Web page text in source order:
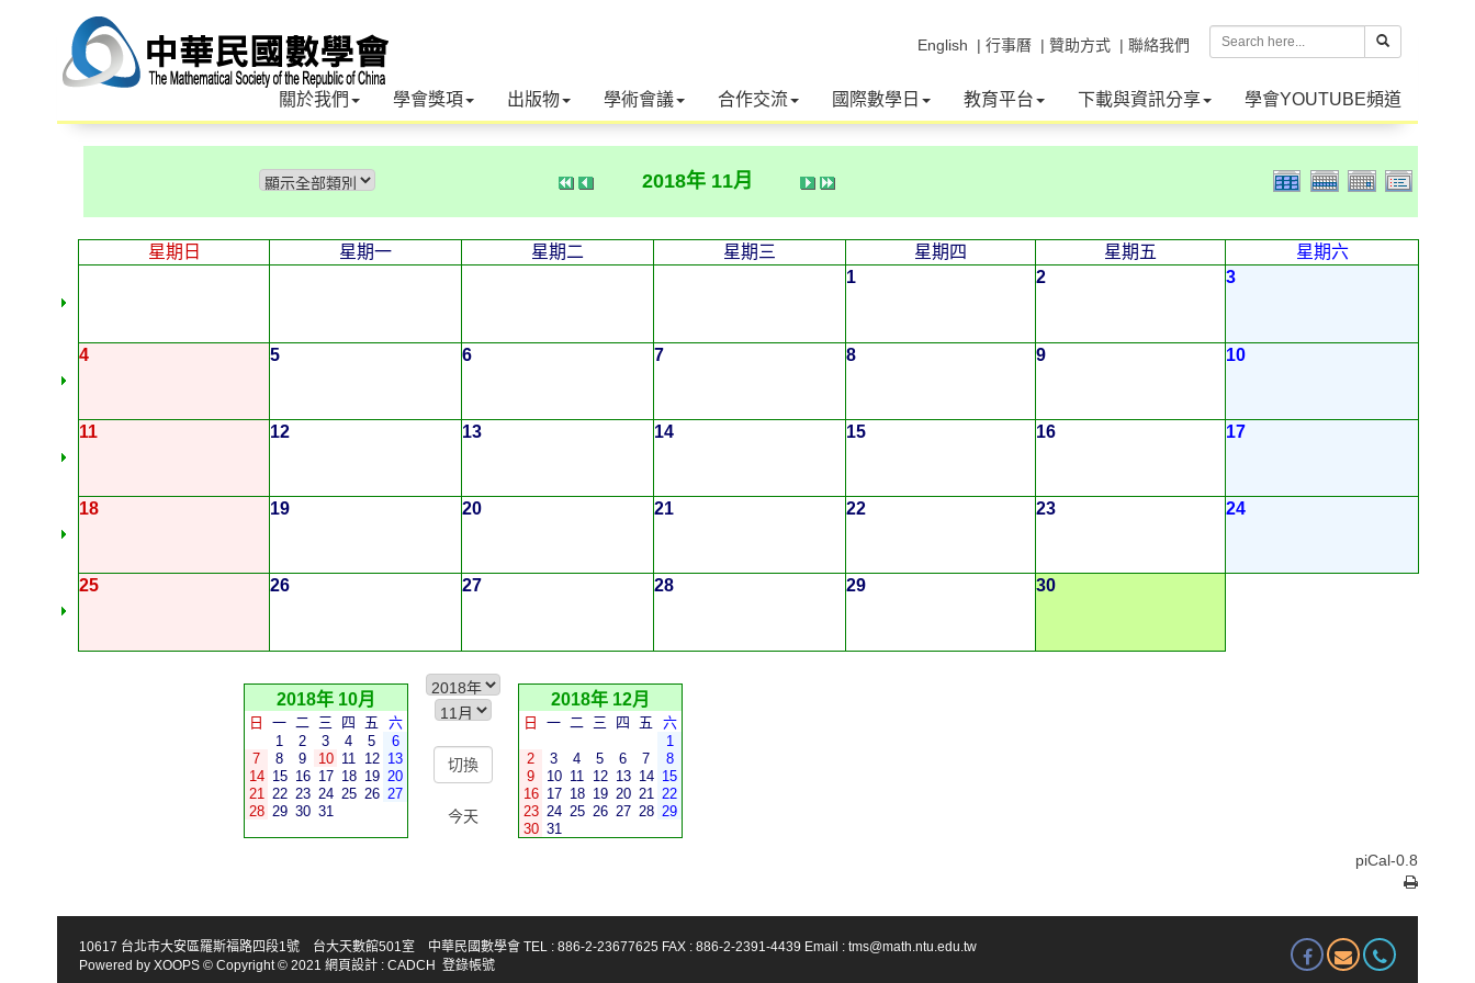
| 聯絡我們
| 贊助方式
| 行事曆
English
關於我們 學會獎項 出版物 學術會議 合作交流 國際數學日 教育平台 下載與資訊分享 學會YOUTUBE頻道
2018年 11月
星期日 星期一 星期二 星期三 星期四 星期五
星期六
1
2 3
4 5 6 7 8 9 10
11 12 13 14 15 16 17
18 19 20 21 22 23 24
25 26 27 28 29 30
2018年 10月
日 一 二 三 四 五
六
1
2 3 4 5
6
7
8 9 10 11 12 13
14 15 16 17 18 19 20
21 22 23 24 25 26 27
28 29 30 31 今天
2018年 12月
日 一 二 三 四 五
六
1
2
3 4 5 6 7
8
9
10 11 12 13 14 15
16 17 18 19 20 21 22
23 24 25 26 27 28 29
30 31
piCal-0.8
10617 台北市大安區羅斯福路四段1號 台大天數館501室 中華民國數學會 TEL : 886-2-23677625 FAX : 886-2-2391-4439 Email : tms@math.ntu.edu.tw
Powered by XOOPS © Copyright © 2021 網頁設計 : CADCH 登錄帳號